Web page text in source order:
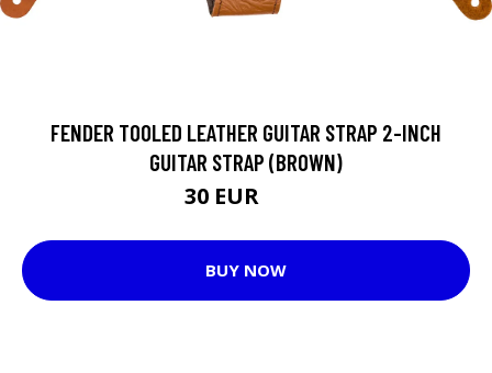
FENDER TOOLED LEATHER GUITAR STRAP 2-INCH
GUITAR STRAP (BROWN)
30 EUR
BUY NOW